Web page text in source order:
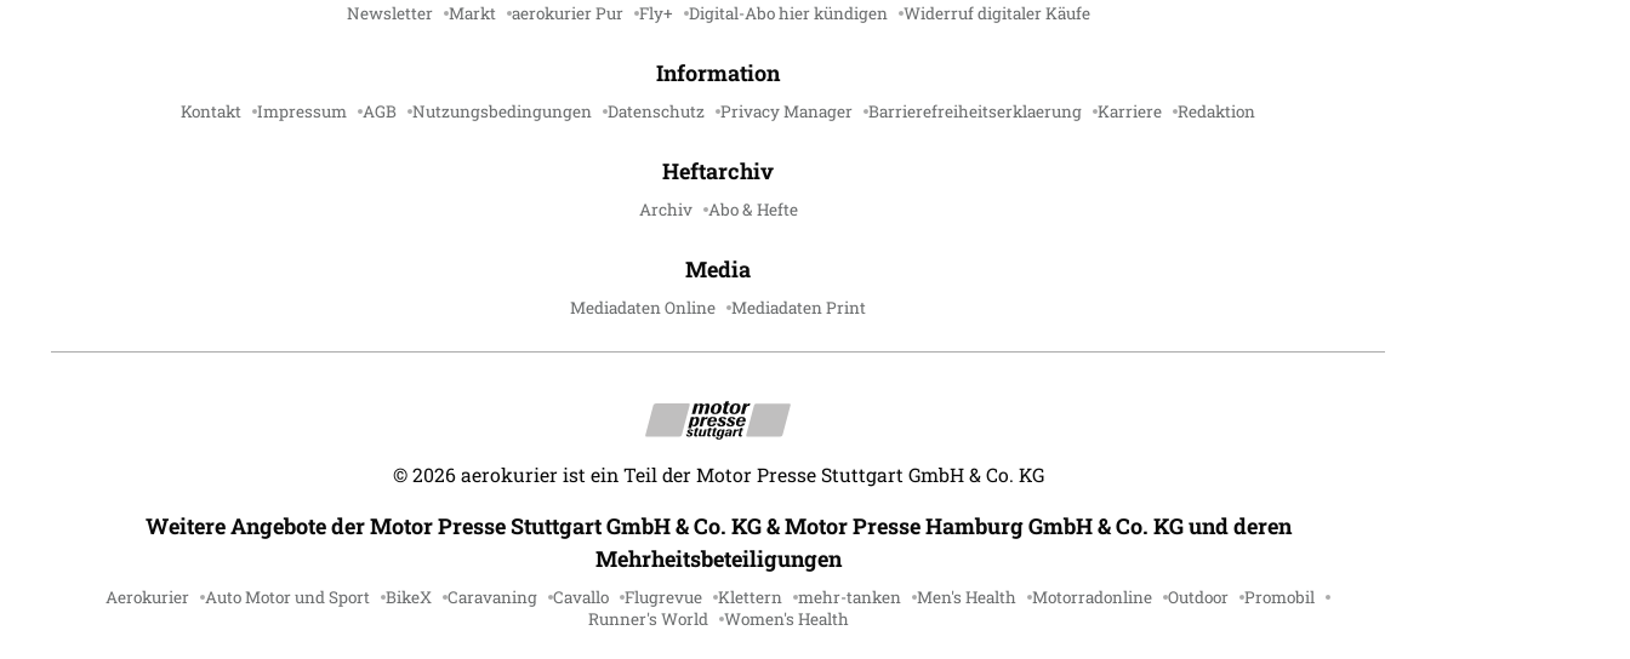
Newsletter Markt aerokurier Pur Fly+ Digital-Abo hier kündigen Widerruf digitaler Käufe
Information
Kontakt Impressum AGB Nutzungsbedingungen Datenschutz Privacy Manager Barrierefreiheitserklaerung Karriere Redaktion
Heftarchiv
Archiv Abo & Hefte
Media
Mediadaten Online Mediadaten Print
©2026 aerokurier ist ein Teil der Motor Presse Stuttgart GmbH & Co. KG
Weitere Angebote der Motor Presse Stuttgart GmbH & Co. KG & Motor Presse Hamburg GmbH & Co. KG und deren
Mehrheitsbeteiligungen
Aerokurier Auto Motor und Sport BikeX Caravaning Cavallo Flugrevue Klettern mehr-tanken Men's Health Motorradonline Outdoor
Promobil
Runner's World
Women's Health